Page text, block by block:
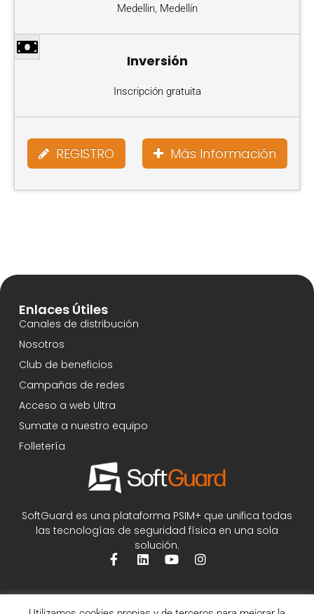
Medellin, Medellín
Inversión
Inscripción gratuita
REGISTRO Más Información
SoftGuard es una plataforma PSIM+ que unifica todas
las tecnologías de seguridad física en una sola
solución.
Enlaces Útiles
Canales de distribución
Nosotros
Club de beneficios
Campañas de redes
Acceso a web Ultra
Sumate a nuestro equipo
Folletería